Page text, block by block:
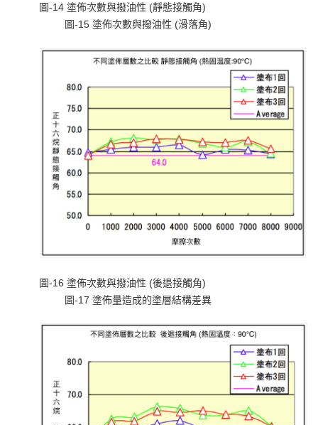
圖-14 塗佈次數與撥油性 (靜態接觸角)
圖-15 塗佈次數與撥油性 (滑落角)
圖-16 塗佈次數與撥油性 (後退接觸角)
圖-17 塗佈量造成的塗層結構差異